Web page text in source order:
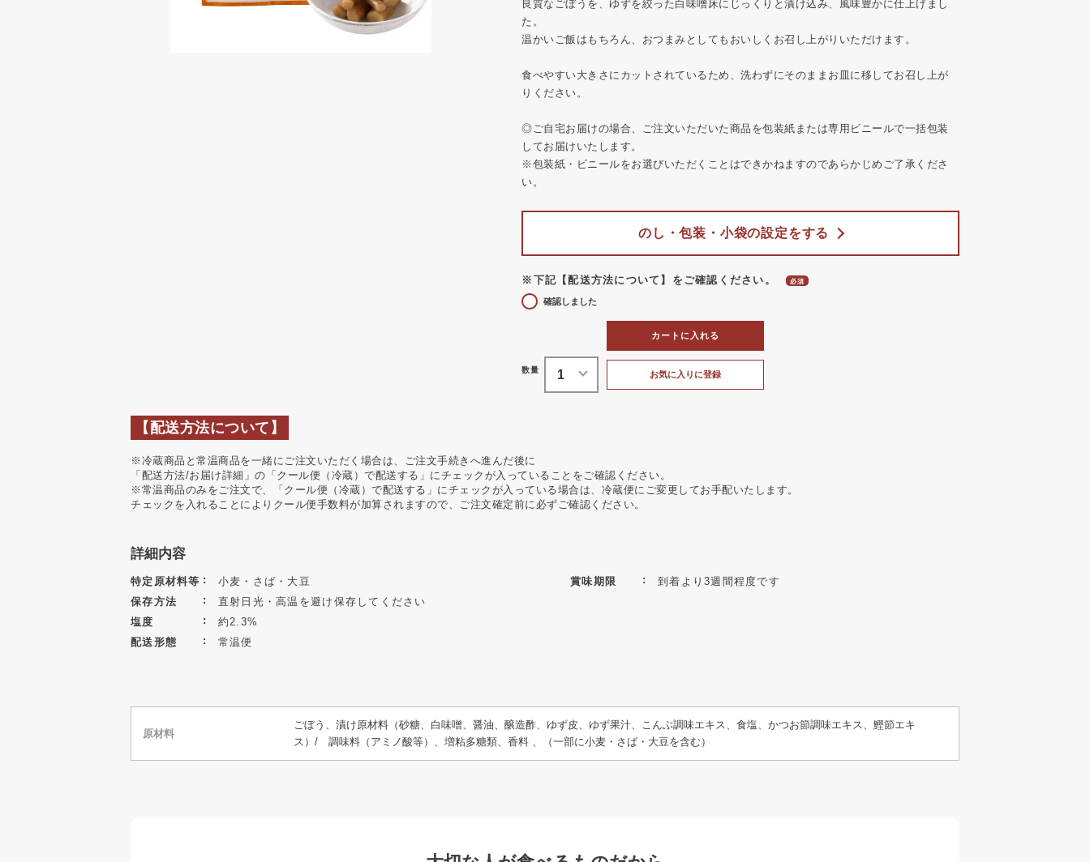
良質なごぼうを、ゆずを絞った白味噌床にじっくりと漬け込み、風味豊かに仕上げまし
た。
温かいご飯はもちろん、おつまみとしてもおいしくお召し上がりいただけます。
食べやすい大きさにカットされているため、洗わずにそのままお皿に移してお召し上が
りください。
◎ご自宅お届けの場合、ご注文いただいた商品を包装紙または専用ビニールで一括包装
してお届けいたします。
※包装紙・ビニールをお選びいただくことはできかねますのであらかじめご了承くださ
い。
のし・包装・小袋の設定をする
※下記【配送方法について】をご確認ください。
確認しました
お気に入りに登録
カートに入れる
【配送方法について】
※冷蔵商品と常温商品を一緒にご注文いただく場合は、ご注文手続きへ進んだ後に
「配送方法/お届け詳細」の「クール便（冷蔵）で配送する」にチェックが入っていることをご確認ください。
※常温商品のみをご注文で、「クール便（冷蔵）で配送する」にチェックが入っている場合は、冷蔵便にご変更してお手配いたします。
チェックを入れることによりクール便手数料が加算されますので、ご注文確定前に必ずご確認ください。
詳細内容
特定原材料等
小麦・さば・大豆
保存方法
直射日光・高温を避け保存してください
塩度
約2.3%
配送形態
常温便
賞味期限 到着より3週間程度です
原材料
ごぼう、漬け原材料（砂糖、白味噌、醤油、醸造酢、ゆず皮、ゆず果汁、こんぶ調味エキス、食塩、かつお節調味エキス、鰹節エキ
ス）/ 調味料（アミノ酸等）、増粘多糖類、香料 、（一部に小麦・さば・大豆を含む）